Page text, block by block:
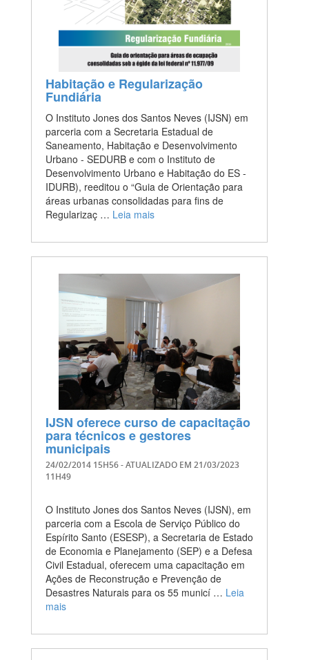
Habitação e Regularização
Fundiária
O Instituto Jones dos Santos Neves (IJSN) em
parceria com a Secretaria Estadual de
Saneamento, Habitação e Desenvolvimento
Urbano - SEDURB e com o Instituto de
Desenvolvimento Urbano e Habitação do ES -
IDURB), reeditou o “Guia de Orientação para
áreas urbanas consolidadas para fins de
Regularizaç … Leia mais
IJSN oferece curso de capacitação
para técnicos e gestores
municipais
24/02/2014 15H56- ATUALIZADO EM 21/03/2023
11H49
O Instituto Jones dos Santos Neves (IJSN), em
parceria com a Escola de Serviço Público do
Espírito Santo (ESESP), a Secretaria de Estado
de Economia e Planejamento (SEP) e a Defesa
Civil Estadual, oferecem uma capacitação em
Ações de Reconstrução e Prevenção de
Desastres Naturais para os 55 municí … Leia
mais